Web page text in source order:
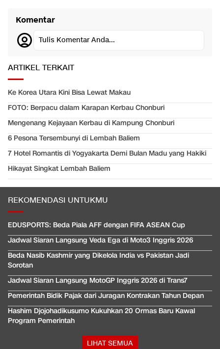
Komentar
Tulis Komentar Anda...
ARTIKEL TERKAIT
Ke Korea Utara Kini Bisa Lewat Makau
FOTO: Berpacu dalam Karapan Kerbau Chonburi
Mengenang Kejayaan Kerbau di Kampung Chonburi
6 Pesona Tersembunyi di Lembah Baliem
7 Hotel Romantis di Yogyakarta Demi Bulan Madu yang Hakiki
Hikayat Singkat Lembah Baliem
REKOMENDASI UNTUKMU
EDUSPORTS: Beda Piala AFF dengan FIFA ASEAN Cup
Jadwal Siaran Langsung Veda Ega di Moto3 Inggris 2026
Beda Nasib Kashmir yang Dikelola India vs Pakistan Jadi
Sorotan
Jadwal Siaran Langsung MotoGP Inggris 2026 di Trans7
Pemerintah Bidik Pajak dari Juragan Kontrakan Tahun Depan
Hashim Djojohadikusumo Kukuhkan 20 Ormas Baru Kawal
Program Pemerintah
LIHAT SEMUA